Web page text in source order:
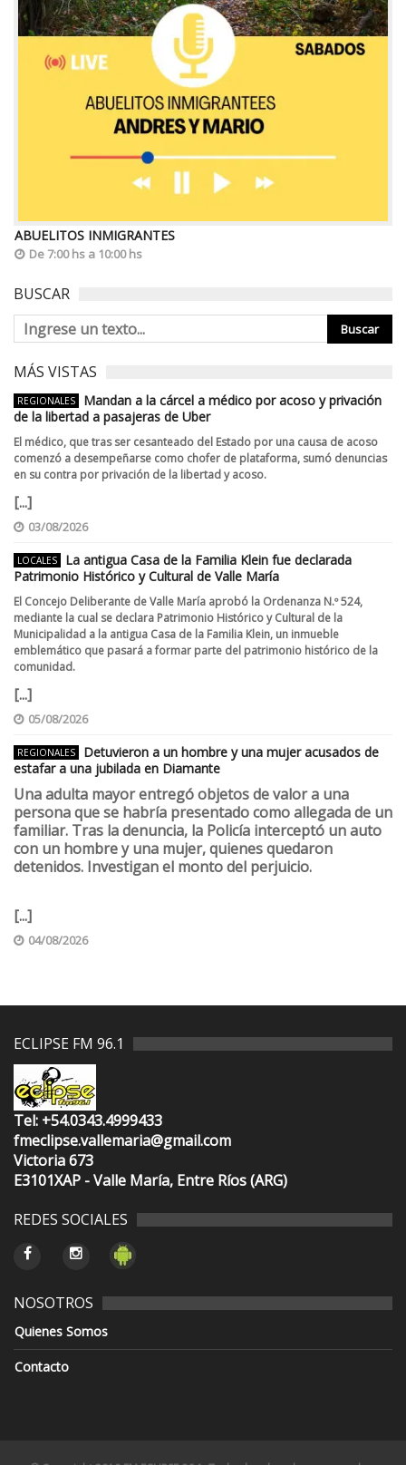
ABUELITOS INMIGRANTES
De 7:00 hs a 10:00 hs
BUSCAR
MÁS VISTAS
REGIONALES
Mandan a la cárcel a médico por acoso y privación
de la libertad a pasajeras de Uber
El médico, que tras ser cesanteado del Estado por una causa de acoso
comenzó a desempeñarse como chofer de plataforma, sumó denuncias
en su contra por privación de la libertad y acoso.
[...]
03/08/2026
LOCALES
La antigua Casa de la Familia Klein fue declarada
Patrimonio Histórico y Cultural de Valle María
El Concejo Deliberante de Valle María aprobó la Ordenanza N.º 524,
mediante la cual se declara Patrimonio Histórico y Cultural de la
Municipalidad a la antigua Casa de la Familia Klein, un inmueble
emblemático que pasará a formar parte del patrimonio histórico de la
comunidad.
[...]
05/08/2026
REGIONALES
Detuvieron a un hombre y una mujer acusados de
estafar a una jubilada en Diamante
Una adulta mayor entregó objetos de valor a una
persona que se habría presentado como allegada de un
familiar. Tras la denuncia, la Policía interceptó un auto
con un hombre y una mujer, quienes quedaron
detenidos. Investigan el monto del perjuicio.
[...]
04/08/2026
ECLIPSE FM 96.1
Tel: +54.0343.4999433
fmeclipse.vallemaria@gmail.com
Victoria 673
E3101XAP - Valle María, Entre Ríos (ARG)
REDES SOCIALES
NOSOTROS
Quienes Somos
Contacto